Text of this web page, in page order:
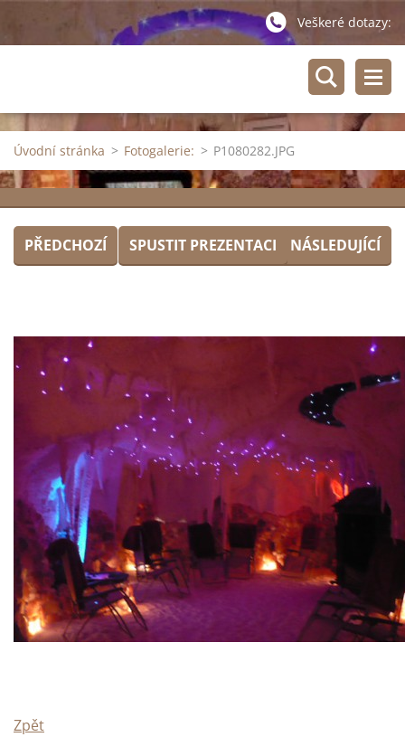
Veškeré dotazy:
Úvodní stránka > Fotogalerie: > P1080282.JPG
PŘEDCHOZÍ SPUSTIT PREZENTACI NÁSLEDUJÍCÍ
Zpět